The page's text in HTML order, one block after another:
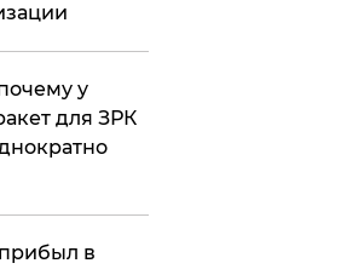
у
для ЗРК
в